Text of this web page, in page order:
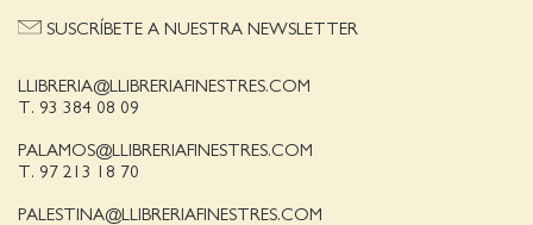
LLIBRERIA@LLIBRERIAFINESTRES.COM
T. 93 384 08 09
PALAMOS@LLIBRERIAFINESTRES.COM
T. 97 213 18 70
PALESTINA@LLIBRERIAFINESTRES.COM
SUSCRÍBETE A NUESTRA NEWSLETTER